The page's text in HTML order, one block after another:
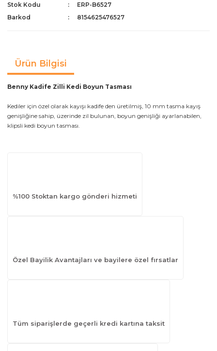
Stok Kodu
ERP-B6527
Barkod
8154625476527
Ürün Bilgisi
Benny Kadife Zilli Kedi Boyun Tasması
Kediler için özel olarak kayışı kadife den üretilmiş, 10 mm tasma kayış
genişliğine sahip, üzerinde zil bulunan, boyun genişliği ayarlanabilen,
klipsli kedi boyun tasması.
%100 Stoktan kargo gönderi hizmeti
Özel Bayilik Avantajları ve bayilere özel fırsatlar
Tüm siparişlerde geçerli kredi kartına taksit